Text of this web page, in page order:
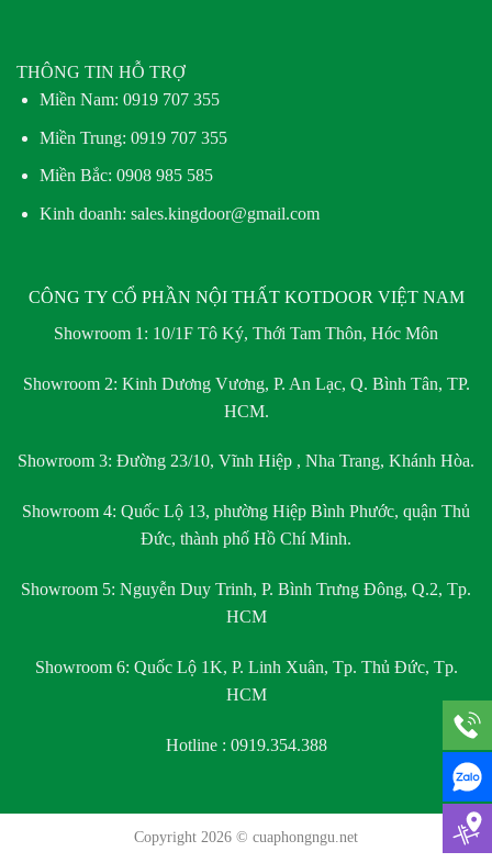
THÔNG TIN HỖ TRỢ
Miền Nam: 0919 707 355
Miền Trung: 0919 707 355
Miền Bắc: 0908 985 585
Kinh doanh: sales.kingdoor@gmail.com
CÔNG TY CỔ PHẦN NỘI THẤT KOTDOOR VIỆT NAM
Showroom 1: 10/1F Tô Ký, Thới Tam Thôn, Hóc Môn
Showroom 2: Kinh Dương Vương, P. An Lạc, Q. Bình Tân, TP.
HCM.
Showroom 3: Đường 23/10, Vĩnh Hiệp , Nha Trang, Khánh Hòa.
Showroom 4: Quốc Lộ 13, phường Hiệp Bình Phước, quận Thủ
Đức, thành phố Hồ Chí Minh.
Showroom 5: Nguyễn Duy Trinh, P. Bình Trưng Đông, Q.2, Tp.
HCM
Showroom 6: Quốc Lộ 1K, P. Linh Xuân, Tp. Thủ Đức, Tp.
HCM
Hotline : 0919.354.388
Copyright 2026 © cuaphongngu.net